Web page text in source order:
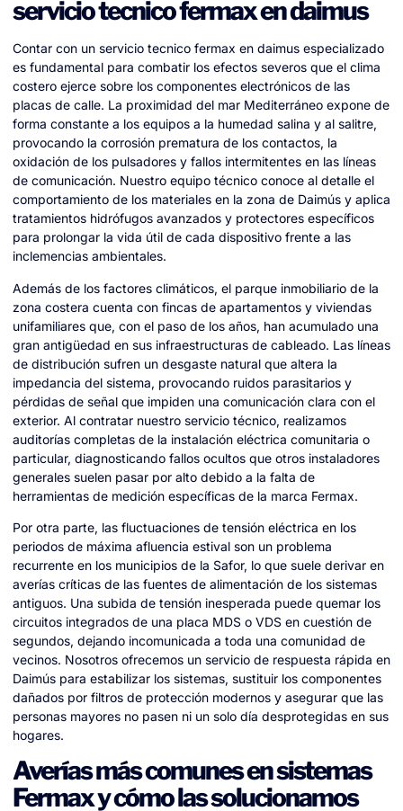
servicio tecnico fermax en daimus
Contar con un servicio tecnico fermax en daimus especializado
es fundamental para combatir los efectos severos que el clima
costero ejerce sobre los componentes electrónicos de las
placas de calle. La proximidad del mar Mediterráneo expone de
forma constante a los equipos a la humedad salina y al salitre,
provocando la corrosión prematura de los contactos, la
oxidación de los pulsadores y fallos intermitentes en las líneas
de comunicación. Nuestro equipo técnico conoce al detalle el
comportamiento de los materiales en la zona de Daimús y aplica
tratamientos hidrófugos avanzados y protectores específicos
para prolongar la vida útil de cada dispositivo frente a las
inclemencias ambientales.
Además de los factores climáticos, el parque inmobiliario de la
zona costera cuenta con fincas de apartamentos y viviendas
unifamiliares que, con el paso de los años, han acumulado una
gran antigüedad en sus infraestructuras de cableado. Las líneas
de distribución sufren un desgaste natural que altera la
impedancia del sistema, provocando ruidos parasitarios y
pérdidas de señal que impiden una comunicación clara con el
exterior. Al contratar nuestro servicio técnico, realizamos
auditorías completas de la instalación eléctrica comunitaria o
particular, diagnosticando fallos ocultos que otros instaladores
generales suelen pasar por alto debido a la falta de
herramientas de medición específicas de la marca Fermax.
Por otra parte, las fluctuaciones de tensión eléctrica en los
periodos de máxima afluencia estival son un problema
recurrente en los municipios de la Safor, lo que suele derivar en
averías críticas de las fuentes de alimentación de los sistemas
antiguos. Una subida de tensión inesperada puede quemar los
circuitos integrados de una placa MDS o VDS en cuestión de
segundos, dejando incomunicada a toda una comunidad de
vecinos. Nosotros ofrecemos un servicio de respuesta rápida en
Daimús para estabilizar los sistemas, sustituir los componentes
dañados por filtros de protección modernos y asegurar que las
personas mayores no pasen ni un solo día desprotegidas en sus
hogares.
Averías más comunes en sistemas
Fermax y cómo las solucionamos